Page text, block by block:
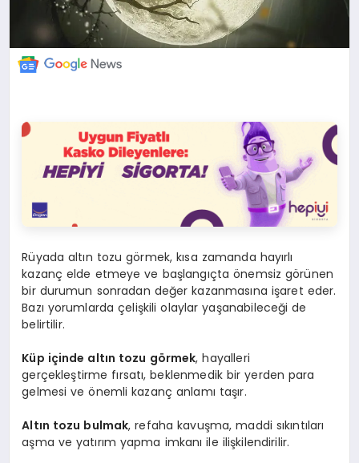
KÜNYE
Rüyada altın tozu görmek, kısa zamanda hayırlı
kazanç elde etmeye ve başlangıçta önemsiz görünen
bir durumun sonradan değer kazanmasına işaret eder.
Bazı yorumlarda çelişkili olaylar yaşanabileceği de
belirtilir.
Küp içinde altın tozu görmek, hayalleri
gerçekleştirme fırsatı, beklenmedik bir yerden para
gelmesi ve önemli kazanç anlamı taşır.
Altın tozu bulmak, refaha kavuşma, maddi sıkıntıları
aşma ve yatırım yapma imkanı ile ilişkilendirilir.